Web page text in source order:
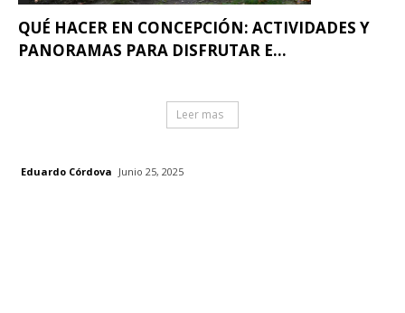
QUÉ HACER EN CONCEPCIÓN: ACTIVIDADES Y
PANORAMAS PARA DISFRUTAR E...
Leer mas
Eduardo Córdova Junio 25, 2025